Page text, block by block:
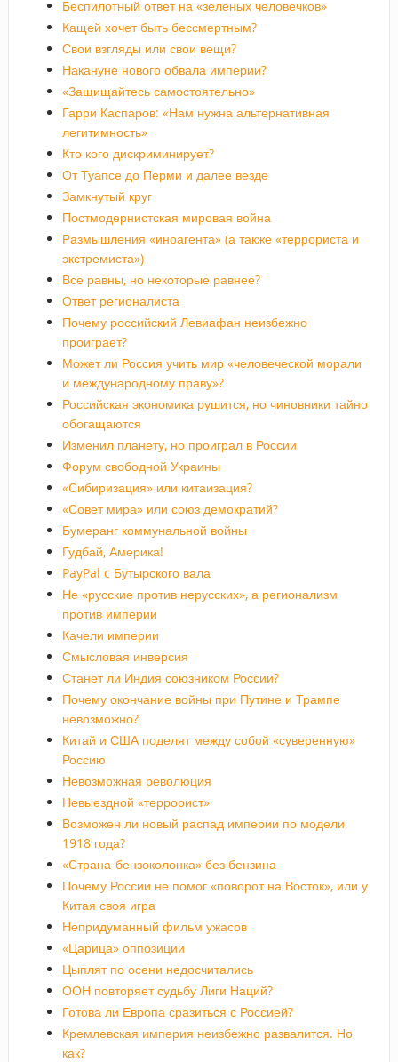
Беспилотный ответ на «зеленых человечков»
Кащей хочет быть бессмертным?
Свои взгляды или свои вещи?
Накануне нового обвала империи?
«Защищайтесь самостоятельно»
Гарри Каспаров: «Нам нужна альтернативная
легитимность»
Кто кого дискриминирует?
От Туапсе до Перми и далее везде
Замкнутый круг
Постмодернистская мировая война
Размышления «иноагента» (а также «террориста и
экстремиста»)
Все равны, но некоторые равнее?
Ответ регионалиста
Почему российский Левиафан неизбежно
проиграет?
Может ли Россия учить мир «человеческой морали
и международному праву»?
Российская экономика рушится, но чиновники тайно
обогащаются
Изменил планету, но проиграл в России
Форум свободной Украины
«Сибиризация» или китаизация?
«Совет мира» или союз демократий?
Бумеранг коммунальной войны
Гудбай, Америка!
PayPal c Бутырского вала
Не «русские против нерусских», а регионализм
против империи
Качели империи
Смысловая инверсия
Станет ли Индия союзником России?
Почему окончание войны при Путине и Трампе
невозможно?
Китай и США поделят между собой «суверенную»
Россию
Невозможная революция
Невыездной «террорист»
Возможен ли новый распад империи по модели
1918 года?
«Страна-бензоколонка» без бензина
Почему России не помог «поворот на Восток», или у
Китая своя игра
Непридуманный фильм ужасов
«Царица» оппозиции
Цыплят по осени недосчитались
ООН повторяет судьбу Лиги Наций?
Готова ли Европа сразиться с Россией?
Кремлевская империя неизбежно развалится. Но
как?